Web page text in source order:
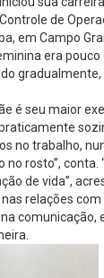
de
em Campo
era pouco
é seu maior
no trabalho,
rosto”, conta.
de vida”,
relações
comunicação,